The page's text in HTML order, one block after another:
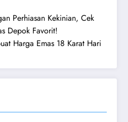
Perhiasan Kekinian, Cek
Depok Favorit!
Harga Emas 18 Karat Hari